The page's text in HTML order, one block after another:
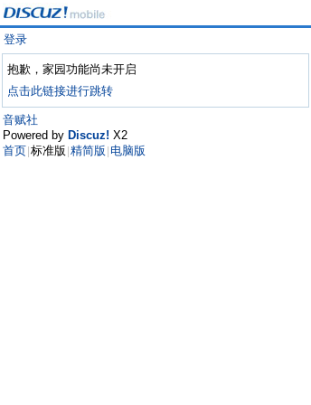
登录
抱歉，家园功能尚未开启
点击此链接进行跳转
音赋社
Powered by Discuz! X2
首页 标准版 精简版 电脑版